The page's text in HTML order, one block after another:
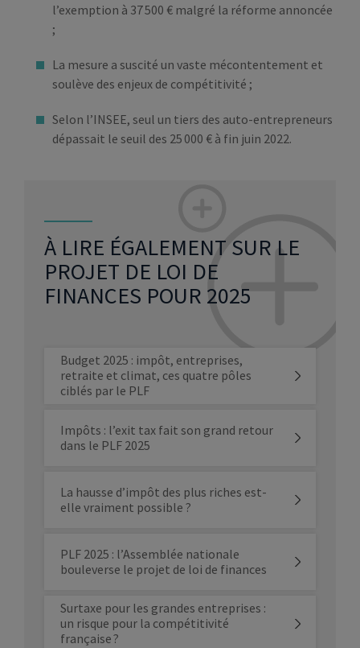
l’exemption à 37 500 € malgré la réforme annoncée
;
La mesure a suscité un vaste mécontentement et
soulève des enjeux de compétitivité ;
Selon l’INSEE, seul un tiers des auto-entrepreneurs
dépassait le seuil des 25 000 € à fin juin 2022.
À LIRE ÉGALEMENT SUR LE
PROJET DE LOI DE
FINANCES POUR 2025
Budget 2025 : impôt, entreprises,
retraite et climat, ces quatre pôles
ciblés par le PLF
Impôts : l’exit tax fait son grand retour
dans le PLF 2025
La hausse d’impôt des plus riches est-
elle vraiment possible ?
PLF 2025 : l’Assemblée nationale
bouleverse le projet de loi de finances
Surtaxe pour les grandes entreprises :
un risque pour la compétitivité
française ?